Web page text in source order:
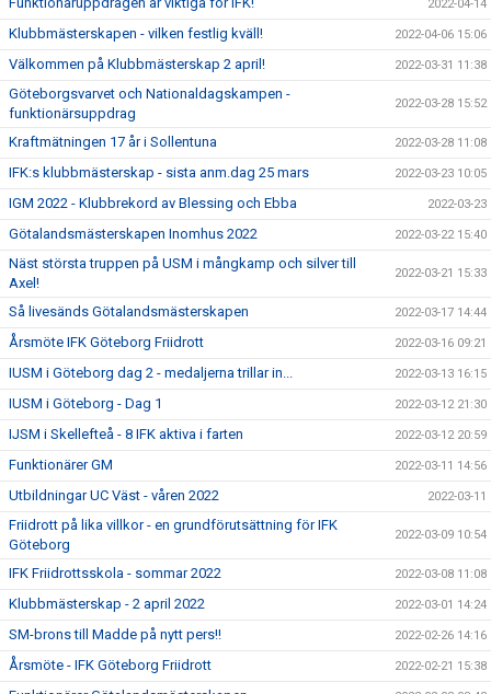
2022-04-14
Klubbmästerskapen - vilken festlig kväll! 2022-04-06 15:06
Välkommen på Klubbmästerskap 2 april! 2022-03-31 11:38
Göteborgsvarvet och Nationaldagskampen -
funktionärsuppdrag
2022-03-28 15:52
Kraftmätningen 17 år i Sollentuna 2022-03-28 11:08
IFK:s klubbmästerskap - sista anm.dag 25 mars 2022-03-23 10:05
IGM 2022 - Klubbrekord av Blessing och Ebba 2022-03-23
Götalandsmästerskapen Inomhus 2022 2022-03-22 15:40
Näst största truppen på USM i mångkamp och silver till
Axel!
2022-03-21 15:33
Så livesänds Götalandsmästerskapen 2022-03-17 14:44
Årsmöte IFK Göteborg Friidrott 2022-03-16 09:21
IUSM i Göteborg dag 2 - medaljerna trillar in... 2022-03-13 16:15
IUSM i Göteborg - Dag 1 2022-03-12 21:30
IJSM i Skellefteå - 8 IFK aktiva i farten 2022-03-12 20:59
Funktionärer GM 2022-03-11 14:56
Utbildningar UC Väst - våren 2022 2022-03-11
Friidrott på lika villkor - en grundförutsättning för IFK
Göteborg
2022-03-09 10:54
IFK Friidrottsskola - sommar 2022 2022-03-08 11:08
Klubbmästerskap - 2 april 2022 2022-03-01 14:24
SM-brons till Madde på nytt pers!! 2022-02-26 14:16
Årsmöte - IFK Göteborg Friidrott 2022-02-21 15:38